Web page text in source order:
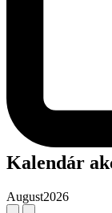
Kalendár
August2026